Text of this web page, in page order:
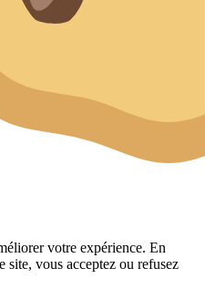
votre expérience. En
vous acceptez ou refusez